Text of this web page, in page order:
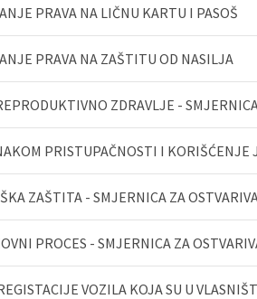
PRAVA NA LIČNU KARTU I PASOŠ
PRAVA NA ZAŠTITU OD NASILJA
ZDRAVLJE -
ZAŠTITA - SMJERNICA ZA
PROCES - SMJERNICA ZA